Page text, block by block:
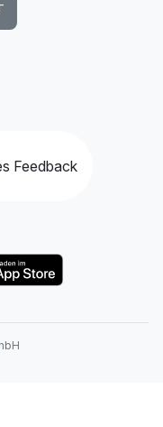
Feedback